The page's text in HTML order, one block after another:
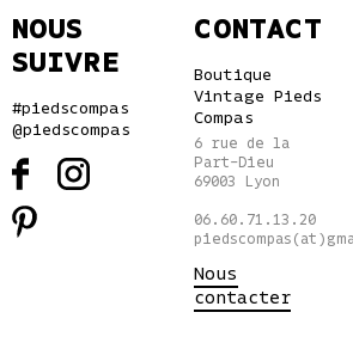
NOUS
SUIVRE
#piedscompas
@piedscompas
CONTACT
Boutique
Vintage Pieds
Compas
6 rue de la
Part-Dieu
69003 Lyon
06.60.71.13.20
Nous
contacter